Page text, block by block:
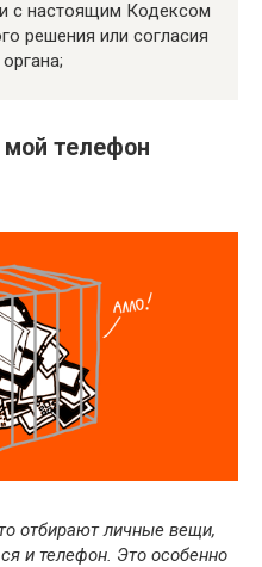
с настоящим Кодексом
решения или согласия
мой телефон
отбирают личные вещи,
и телефон. Это особенно